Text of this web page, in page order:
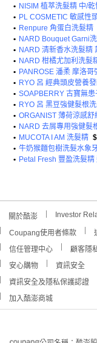
• NISIM 植萃洗髮精 中/乾
• PL COSMETIC 敏感性
• Renpure 角蛋白洗髮精
• NARD Bouquet Garni
• NARD 清新香水洗髮精
• NARD 柑橘尤加利洗髮
• PANROSE 潘柔 摩洛哥
• RYO 呂 經典頭皮營養
• SOAPBERRY 古寶無
• RYO 呂 黑豆強健髮根
• ORGANIST 薄荷涼感舒
• NARD 去屑專用強健髮
• MUCOTA I AM 洗髮精
• 牛奶猴麵包樹洗髮水象
• Petal Fresh 豐盈洗髮精
關於酷澎 Investor
Coupang使用者條款
信任管理中心
顧客隱
安心購物
資訊安全
資訊安全及隱私保護認證
加入酷澎商城